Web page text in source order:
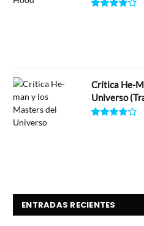
Crítica He-
Universo
ENTRADAS RECIENTES